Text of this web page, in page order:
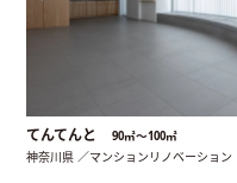
てんてんと 90㎡〜100㎡
神奈川県 ／マンションリノベーション